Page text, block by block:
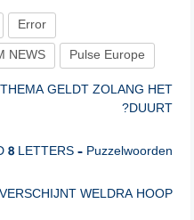
Error
NEWS
Pulse Europe
GELDT ZOLANG HET
DUURT?
8 LETTERS – Puzzelwoorden?
WELDRA HOOP?